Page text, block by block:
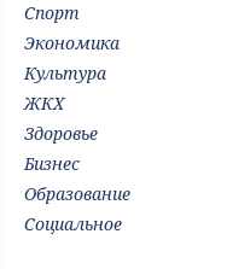
Спорт
Экономика
Культура
ЖКХ
Здоровье
Бизнес
Образование
Социальное